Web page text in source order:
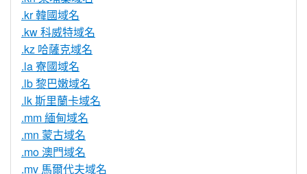
.kr 韓國域名
.kw 科威特域名
.kz 哈薩克域名
.la 寮國域名
.lb 黎巴嫩域名
.lk 斯里蘭卡域名
.mm 緬甸域名
.mn 蒙古域名
.mo 澳門域名
.mv 馬爾代夫域名